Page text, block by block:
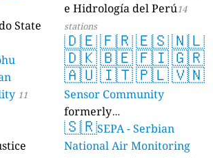
State
11
e Hidrología del Perú14
stations
🇩🇪🇫🇷🇪🇸🇳🇱
🇩🇰🇧🇪🇫🇮🇬🇷
🇦🇺🇮🇹🇵🇱🇻🇳
Sensor Community
formerly
luftdaten.info35819 stations
🇸🇷SEPA - Serbian
National Air Monitoring